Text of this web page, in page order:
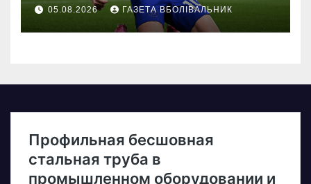
05.08.2026 ГАЗЕТА ВБОЛІВАЛЬНИК